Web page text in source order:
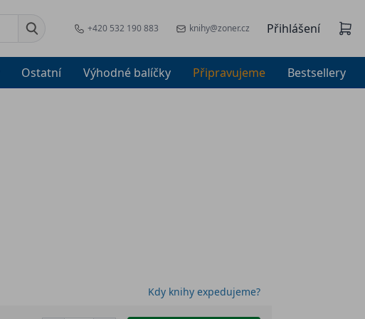
+420 532 190 883 knihy@zoner.cz Přihlášení
Ostatní Výhodné balíčky Připravujeme Bestsellery
Kdy knihy expedujeme?